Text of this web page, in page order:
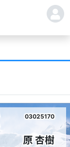
03025170
原 杏樹